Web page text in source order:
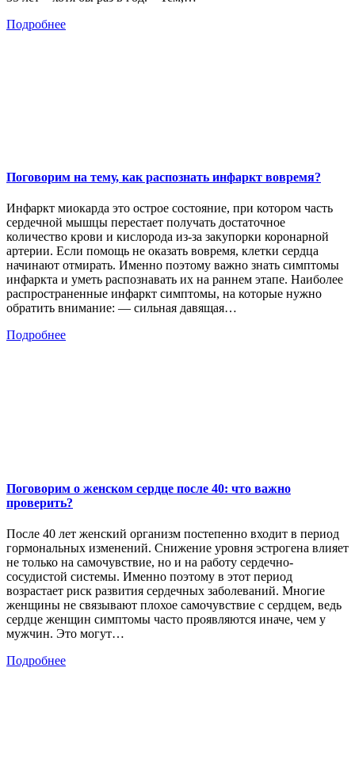
Подробнее
Поговорим на тему, как распознать инфаркт вовремя?
Инфаркт миокарда это острое состояние, при котором часть
сердечной мышцы перестает получать достаточное
количество крови и кислорода из-за закупорки коронарной
артерии. Если помощь не оказать вовремя, клетки сердца
начинают отмирать. Именно поэтому важно знать симптомы
инфаркта и уметь распознавать их на раннем этапе. Наиболее
распространенные инфаркт симптомы, на которые нужно
обратить внимание: — сильная давящая…
Подробнее
Поговорим о женском сердце после 40: что важно
проверить?
После 40 лет женский организм постепенно входит в период
гормональных изменений. Снижение уровня эстрогена влияет
не только на самочувствие, но и на работу сердечно-
сосудистой системы. Именно поэтому в этот период
возрастает риск развития сердечных заболеваний. Многие
женщины не связывают плохое самочувствие с сердцем, ведь
сердце женщин симптомы часто проявляются иначе, чем у
мужчин. Это могут…
Подробнее